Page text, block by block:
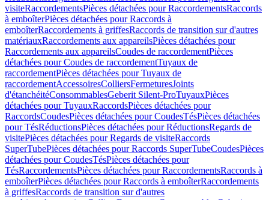
visiteRaccordementsPièces détachées pour RaccordementsRaccords
à emboîterPièces détachées pour Raccords à
emboîterRaccordements à griffesRaccords de transition sur d'autres
matériauxRaccordements aux appareilsPièces détachées pour
Raccordements aux appareilsCoudes de raccordementPièces
détachées pour Coudes de raccordementTuyaux de
raccordementPièces détachées pour Tuyaux de
raccordementAccessoiresColliersFermeturesJoints
d'étanchéitéConsommablesGeberit Silent-ProTuyauxPièces
détachées pour TuyauxRaccordsPièces détachées pour
RaccordsCoudesPièces détachées pour CoudesTésPièces détachées
pour TésRéductionsPièces détachées pour RéductionsRegards de
visitePièces détachées pour Regards de visiteRaccords
SuperTubePièces détachées pour Raccords SuperTubeCoudesPièces
détachées pour CoudesTésPièces détachées pour
TésRaccordementsPièces détachées pour RaccordementsRaccords à
emboîterPièces détachées pour Raccords à emboîterRaccordements
à griffesRaccords de transition sur d'autres